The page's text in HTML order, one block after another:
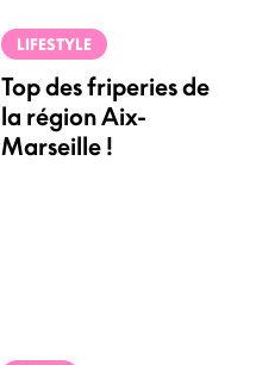
LIFESTYLE
Top des friperies de
la région Aix-
Marseille !